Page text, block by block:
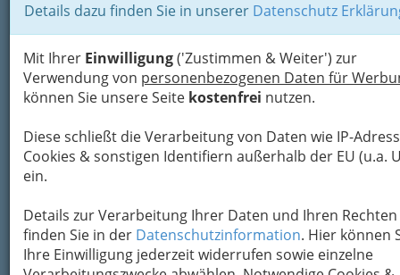
Details dazu finden Sie in unserer Datenschutz
Mit Ihrer Einwilligung('Zustimmen & Weiter') zur
Verwendung von personenbezogenen Daten für
können Sie unsere Seite kostenfrei nutzen.
Diese schließt die Verarbeitung von Daten wie IP-
Cookies & sonstigen Identifiern außerhalb der EU (u.a.
ein.
Details zur Verarbeitung Ihrer Daten und Ihren Rechten
finden Sie in der Datenschutzinformation. Hier können
Ihre Einwilligung jederzeit widerrufen sowie einzelne
Sir Peter Ustinov
Sir Peter Alexander Baron von
Ustinov, CBE, FRSA